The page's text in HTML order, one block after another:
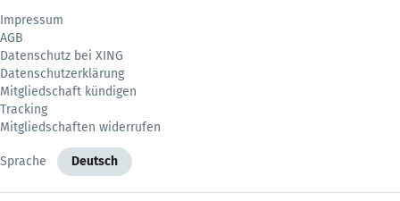
Impressum
AGB
Datenschutz bei XING
Datenschutzerklärung
Mitgliedschaft kündigen
Tracking
Mitgliedschaften widerrufen
Sprache Deutsch